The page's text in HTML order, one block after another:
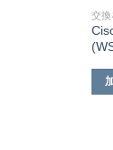
交換